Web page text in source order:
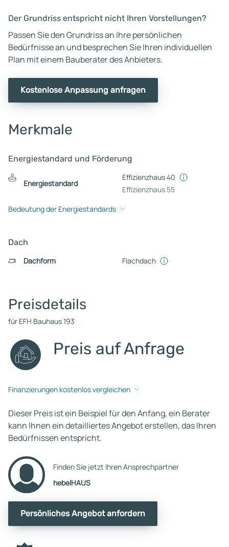
Der Grundriss entspricht nicht Ihren Vorstellungen?
Passen Sie den Grundriss an Ihre persönlichen
Bedürfnisse an und besprechen Sie Ihren individuellen
Plan mit einem Bauberater des Anbieters.
Kostenlose Anpassung anfragen
Merkmale
Energiestandard und Förderung
Energiestandard
Effizienzhaus 40
Effizienzhaus 55
Bedeutung der Energiestandards
Dach
Dachform
Flachdach
Preisdetails
für EFH Bauhaus 193
Preis auf Anfrage
Finanzierungen kostenlos vergleichen
Dieser Preis ist ein Beispiel für den Anfang, ein Berater
kann Ihnen ein detailliertes Angebot erstellen, das Ihren
Bedürfnissen entspricht.
Finden Sie jetzt Ihren Ansprechpartner
hebelHAUS
Persönliches Angebot anfordern